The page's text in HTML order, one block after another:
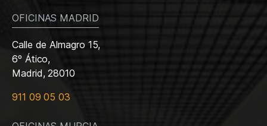
OFICINAS MADRID
Calle de Almagro 15,
6º Ático,
Madrid, 28010
911 09 05 03